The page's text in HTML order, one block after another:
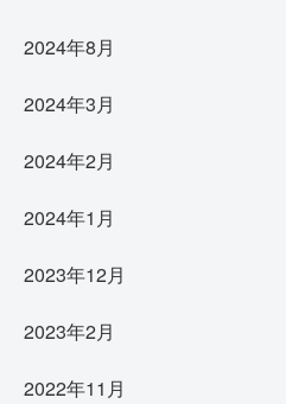
2024年8月
2024年3月
2024年2月
2024年1月
2023年12月
2023年2月
2022年11月